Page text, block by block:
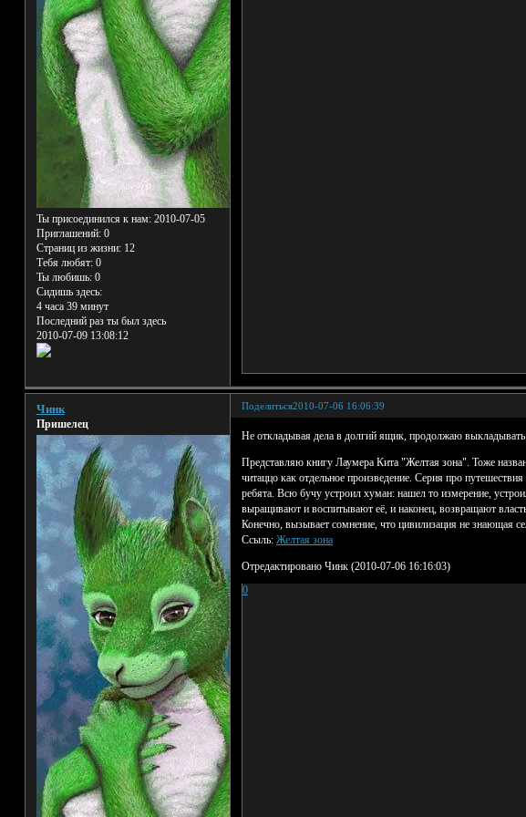
Ты присоединился к нам: 2010-07-05
Приглашений:0
Страниц из жизни:12
Тебя любят: 0
Ты любишь: 0
Сидишь здесь:
4 часа 39 минут
Последний раз ты был здесь
2010-07-09 13:08:12
Поделиться2010-07-06 16:06:39
Чинк
Пришелец
Не откладывая дела в долгий ящик, продолжаю
Представляю книгу Лаумера Кита "Желтая зона". Тоже
читаццо как отдельное произведение. Серия про
ребята. Всю бучу устроил хуман: нашел то измерение,
выращивают и воспитывают её, и наконец, возвращают
Конечно, вызывает сомнение, что цивилизация не знающая
Ссыль: Желтая зона
Отредактировано Чинк (2010-07-06 16:16:03)
0